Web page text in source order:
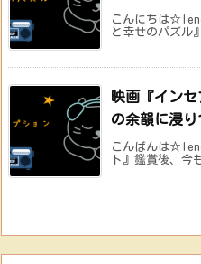
こんにちは
と幸せのパズル
映画『イン
の余韻に浸り
こんばんは
ト』鑑賞後、